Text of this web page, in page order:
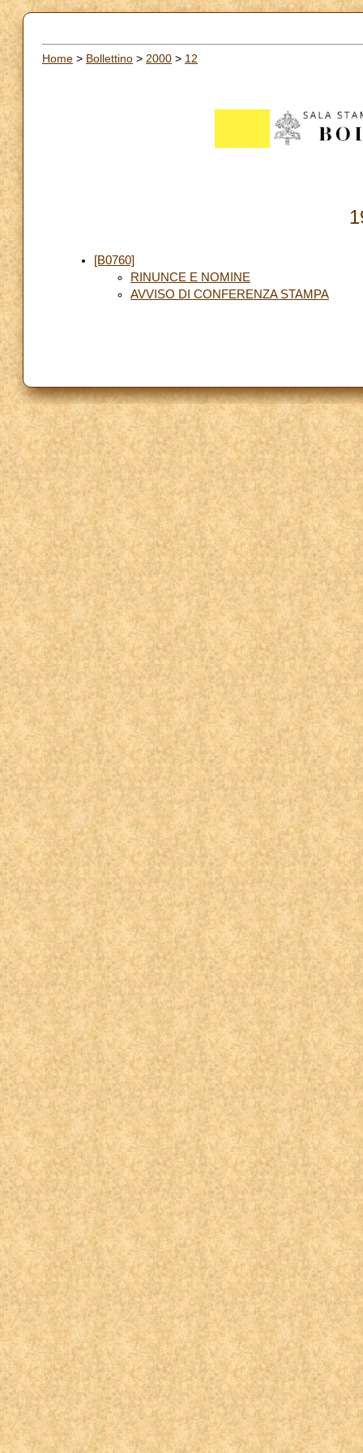
Home > Bollettino > 2000 > 12
[B0760]
RINUNCE E NOMINE
AVVISO DI CONFERENZA STAMPA